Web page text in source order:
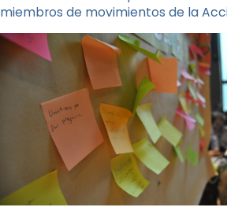
miembros de movimientos de la